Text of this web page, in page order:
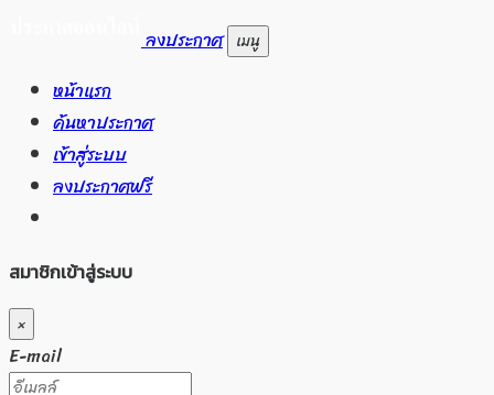
ลงประกาศ เมนู
หน้าแรก
ค้นหาประกาศ
เข้าสู่ระบบ
ลงประกาศฟรี
สมาชิกเข้าสู่ระบบ
×
E-mail